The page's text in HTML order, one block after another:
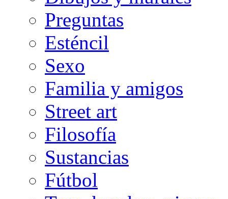
Preguntas
Esténcil
Sexo
Familia y amigos
Street art
Filosofía
Sustancias
Fútbol